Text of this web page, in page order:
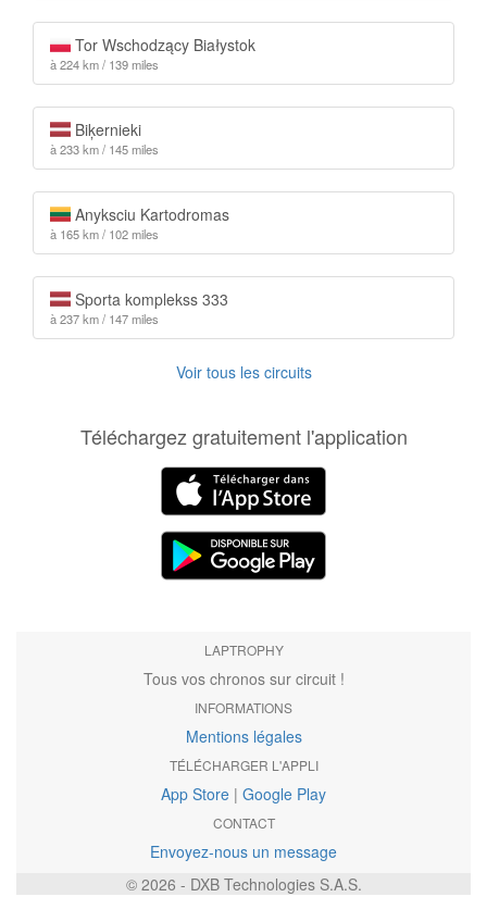
Tor Wschodzący Białystok
à 224 km / 139 miles
Biķernieki
à 233 km / 145 miles
Anyksciu Kartodromas
à 165 km / 102 miles
Sporta komplekss 333
à 237 km / 147 miles
Voir tous les circuits
Téléchargez gratuitement l'application
LAPTROPHY
Tous vos chronos sur circuit !
INFORMATIONS
Mentions légales
TÉLÉCHARGER L'APPLI
App Store | Google Play
CONTACT
Envoyez-nous un message
© 2026 - DXB Technologies S.A.S.